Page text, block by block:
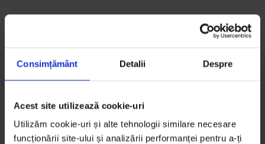
Consimțământ Detalii Despre
Acest site utilizează cookie-uri
Utilizăm cookie-uri și alte tehnologii similare necesare
funcționării site-ului și analizării performanței pentru a-ți